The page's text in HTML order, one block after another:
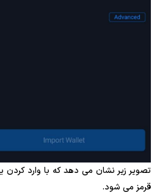
تصویر زیر نشان می دهد که با وارد کردن
قرمز می شود.